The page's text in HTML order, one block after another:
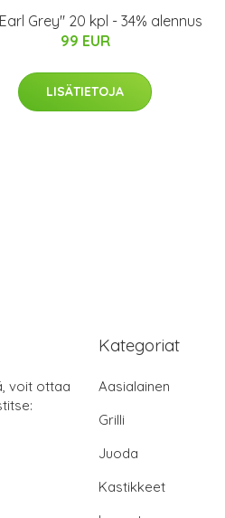
Grey" 20 kpl - 34% alennus
99 EUR
LISÄTIETOJA
voit ottaa
Kategoriat
Aasialainen
Grilli
Juoda
Kastikkeet